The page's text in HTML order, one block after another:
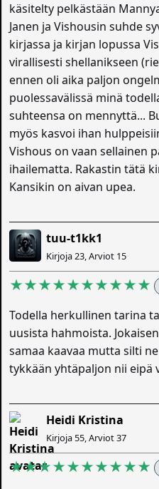
käsitelty pelkästään
Janen ja Vishousin suhde
kirjassa ja kirjan lopussa
virallisesti shellanikseen
ennen oli aika paljon
puolessavälissä minä
suhteensa on mennyttä...
myös kasvoi ihan
Vishous on vaan sellainen
ihailematta. Rakastin tätä
Kansikin on aivan upea.
tuu-t1kk1
Kirjoja 23, Arviot 15
★★★★★★★★★★
Todella herkullinen tarina
uusista hahmoista.
samaa kaavaa mutta silti
tykkään yhtäpaljon nii eipä
Heidi Kristina
Kirjoja 55, Arviot 37
★★★★★★★★★★